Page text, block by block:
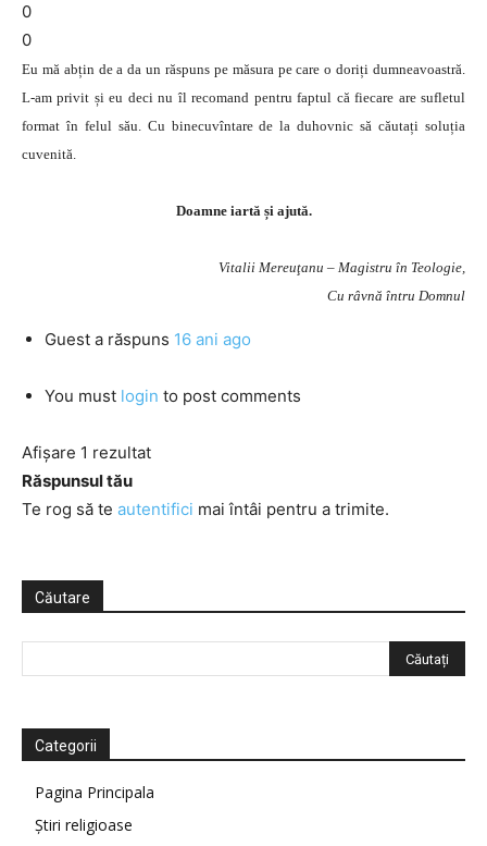
0
0
Eu mă abțin de a da un răspuns pe măsura pe care o doriți dumneavoastră.
L-am privit și eu deci nu îl recomand pentru faptul că fiecare are sufletul
format în felul său. Cu binecuvîntare de la duhovnic să căutați soluția
cuvenită.
Doamne iartă și ajută.
Vitalii Mereuţanu – Magistru în Teologie,
Cu râvnă întru Domnul
Guest a răspuns 16 ani ago
You must login to post comments
Afișare 1 rezultat
Răspunsul tău
Te rog să te autentifici mai întâi pentru a trimite.
Căutare
Categorii
Pagina Principala
Știri religioase